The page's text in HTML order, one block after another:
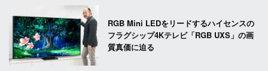
RGB Mini LEDをリードするハイセンスの
フラグシップ4Kテレビ「RGB UXS」の画
質真価に迫る